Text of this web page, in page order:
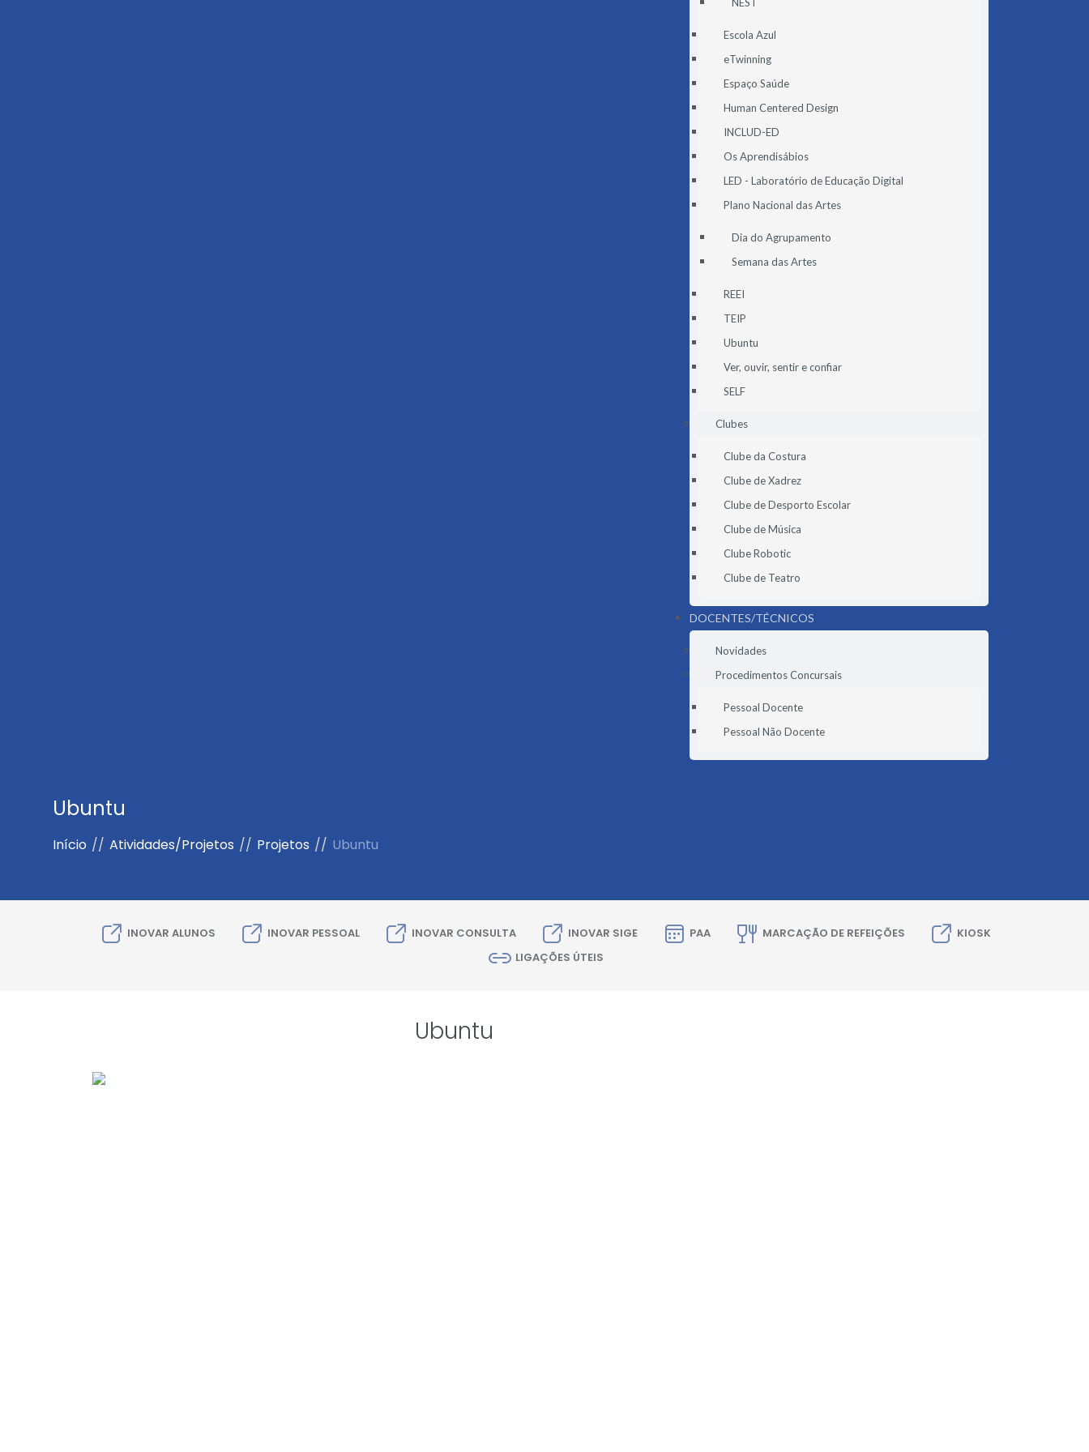
Escola Azul
eTwinning
Espaço Saúde
Human Centered Design
INCLUD-ED
Os Aprendisábios
LED - Laboratório de Educação Digital
Plano Nacional das Artes
Dia do Agrupamento
Semana das Artes
REEI
TEIP
Ubuntu
Ver, ouvir, sentir e confiar
SELF
Clubes
Clube da Costura
Clube de Xadrez
Clube de Desporto Escolar
Clube de Música
Clube Robotic
Clube de Teatro
DOCENTES/TÉCNICOS
Novidades
Procedimentos Concursais
Pessoal Docente
Pessoal Não Docente
Ubuntu
Início // Atividades/Projetos // Projetos // Ubuntu
INOVAR ALUNOS INOVAR PESSOAL INOVAR CONSULTA INOVAR SIGE PAA MARCAÇÃO DE REFEIÇÕES
KIOSK
LIGAÇÕES ÚTEIS
Ubuntu